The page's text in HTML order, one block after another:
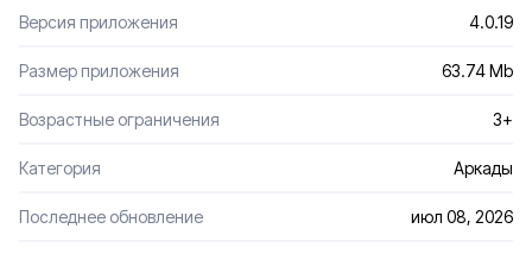
Версия приложения 4.0.19
Размер приложения 63.74 Mb
Возрастные ограничения 3+
Категория Аркады
Последнее обновление июл 08, 2026